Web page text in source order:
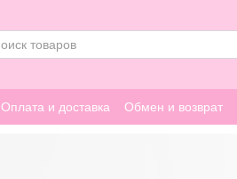
Оплата и доставка Обмен и возврат